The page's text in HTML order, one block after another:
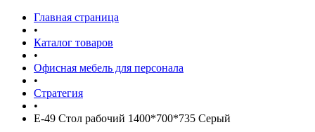
Главная страница
•
Каталог товаров
•
Офисная мебель для персонала
•
Стратегия
•
E-49 Стол рабочий 1400*700*735 Серый